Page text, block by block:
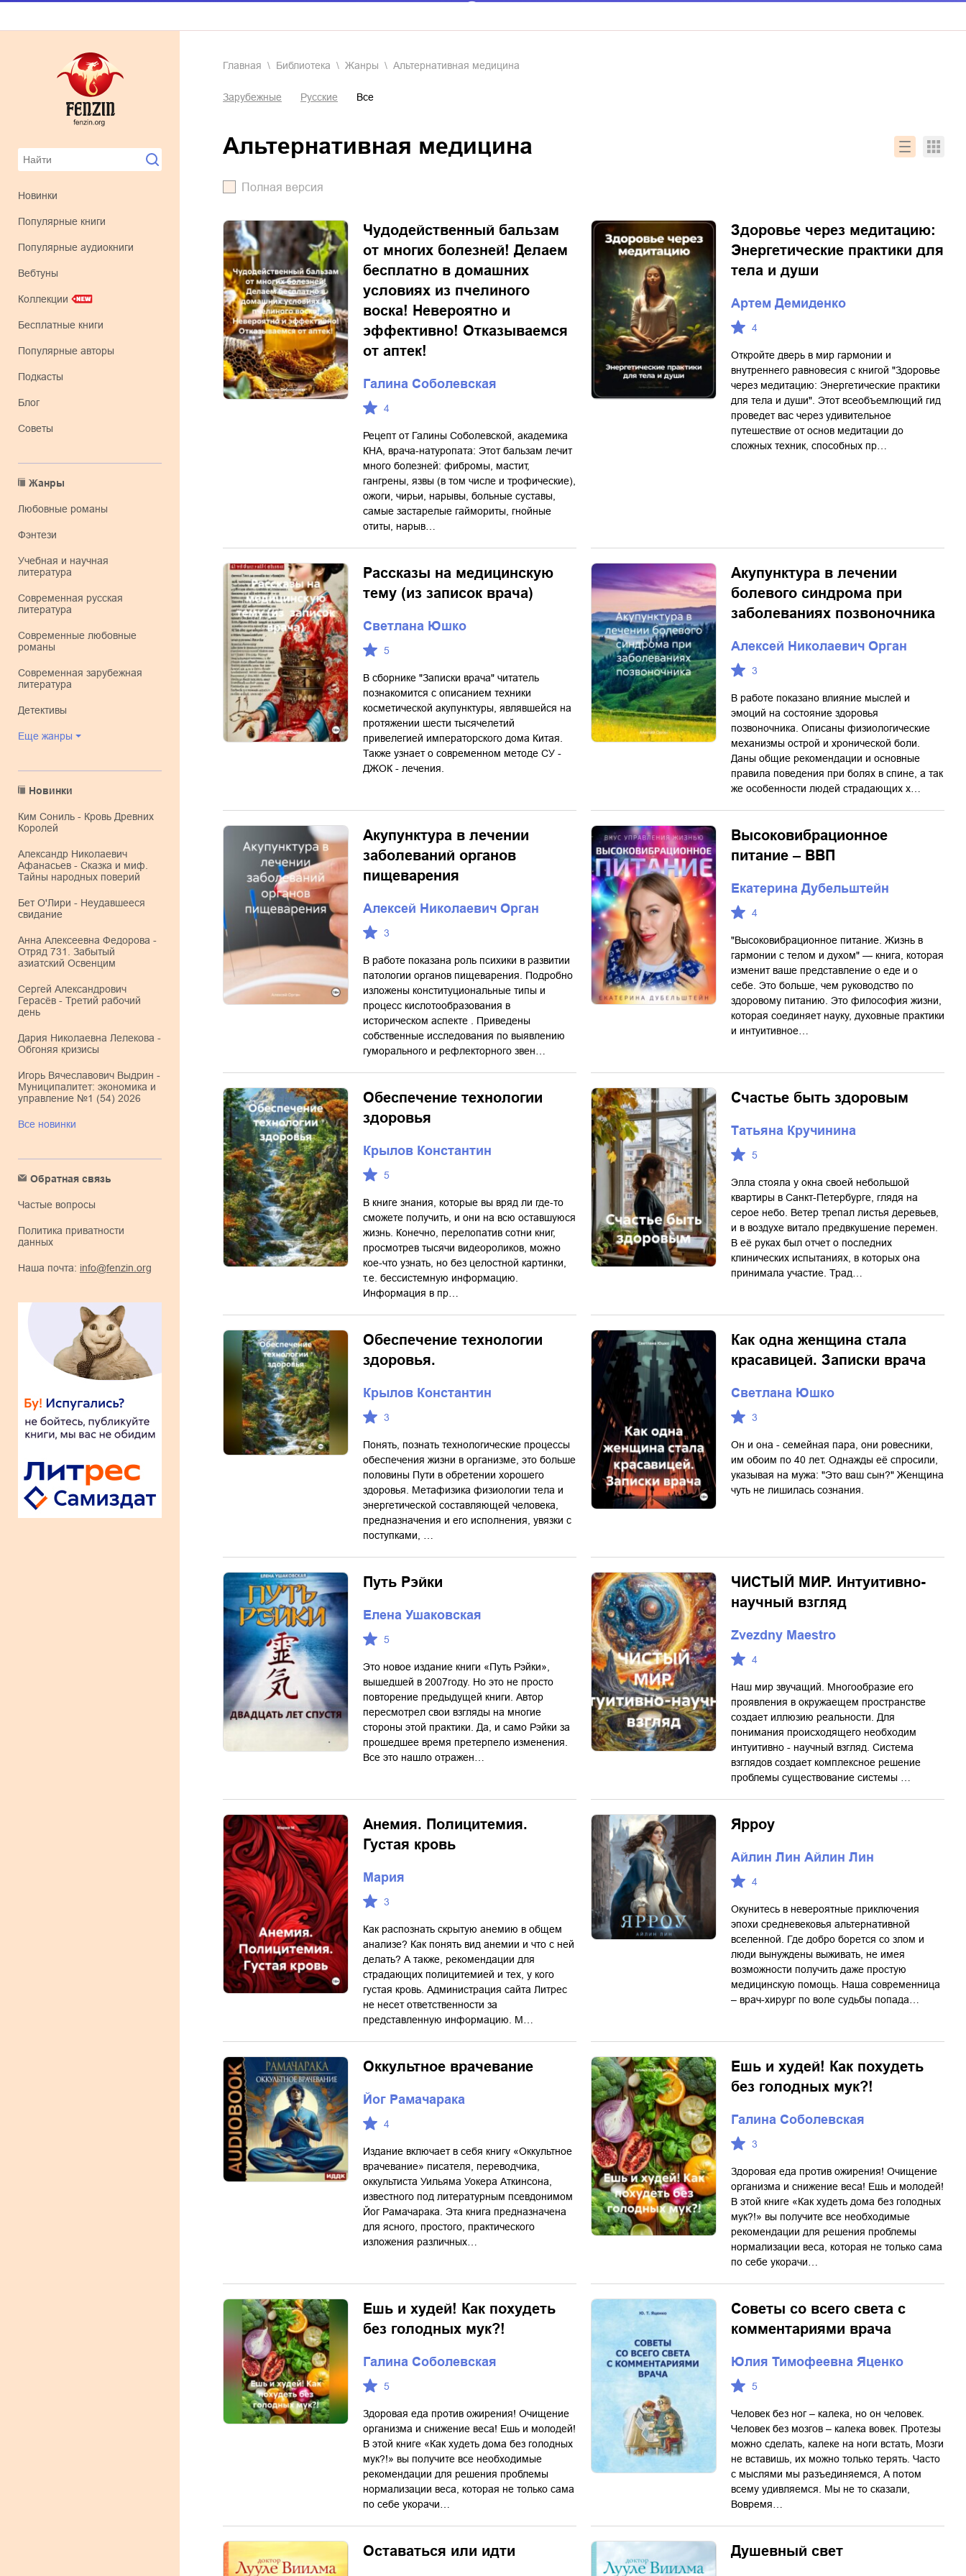
Новинки
Популярные книги
Популярные аудиокниги
Вебтуны
Коллекции
Бесплатные книги
Популярные авторы
Подкасты
Блог
Советы
Жанры
любовные романы
фэнтези
учебная и научная
литература
современная русская
литература
современные любовные
романы
современная зарубежная
литература
детективы
Еще жанры
Новинки
Ким Сониль - Кровь Древних
Королей
Александр Николаевич
Афанасьев - Сказка и миф.
Тайны народных поверий
Бет О'Лири - Неудавшееся
свидание
Анна Алексеевна Федорова -
Отряд 731. Забытый
азиатский Освенцим
Сергей Александрович
Герасёв - Третий рабочий
день
Дария Николаевна Лелекова -
Обгоняя кризисы
Игорь Вячеславович Выдрин -
Муниципалитет: экономика и
управление №1 (54) 2026
Все новинки
Обратная связь
Частые вопросы
Политика приватности
данных
Наша почта: info@fenzin.org
Главная Библиотека Жанры альтернативная медицина
Зарубежные Русские Все
альтернативная медицина
Полная версия
Чудодейственный бальзам
от многих болезней! Делаем
бесплатно в домашних
условиях из пчелиного
воска! Невероятно и
эффективно! Отказываемся
от аптек!
Галина Соболевская
4
Рецепт от Галины Соболевской, академика
КНА, врача-натуропата: Этот бальзам лечит
много болезней: фибромы, мастит,
гангрены, язвы (в том числе и трофические),
ожоги, чирьи, нарывы, больные суставы,
самые застарелые гаймориты, гнойные
отиты, нарыв…
Здоровье через медитацию:
Энергетические практики для
тела и души
Артем Демиденко
4
Откройте дверь в мир гармонии и
внутреннего равновесия с книгой "Здоровье
через медитацию: Энергетические практики
для тела и души". Этот всеобъемлющий гид
проведет вас через удивительное
путешествие от основ медитации до
сложных техник, способных пр…
Рассказы на медицинскую
тему (из записок врача)
Светлана Юшко
5
В сборнике "Записки врача" читатель
познакомится с описанием техники
косметической акупунктуры, являвшейся на
протяжении шести тысячелетий
привелегией императорского дома Китая.
Также узнает о современном методе СУ -
ДЖОК - лечения.
Акупунктура в лечении
болевого синдрома при
заболеваниях позвоночника
Алексей Николаевич Орган
3
В работе показано влияние мыслей и
эмоций на состояние здоровья
позвоночника. Описаны физиологические
механизмы острой и хронической боли.
Даны общие рекомендации и основные
правила поведения при болях в спине, а так
же особенности людей страдающих х…
Акупунктура в лечении
заболеваний органов
пищеварения
Алексей Николаевич Орган
3
В работе показана роль психики в развитии
патологии органов пищеварения. Подробно
изложены конституциональные типы и
процесс кислотообразования в
историческом аспекте . Приведены
собственные исследования по выявлению
гуморального и рефлекторного звен…
Высоковибрационное
питание – ВВП
Екатерина Дубельштейн
4
"Высоковибрационное питание. Жизнь в
гармонии с телом и духом" — книга, которая
изменит ваше представление о еде и о
себе. Это больше, чем руководство по
здоровому питанию. Это философия жизни,
которая соединяет науку, духовные практики
и интуитивное…
Обеспечение технологии
здоровья
Крылов Константин
5
В книге знания, которые вы вряд ли где-то
сможете получить, и они на всю оставшуюся
жизнь. Конечно, перелопатив сотни книг,
просмотрев тысячи видеороликов, можно
кое-что узнать, но без целостной картинки,
т.е. бессистемную информацию.
Информация в пр…
Счастье быть здоровым
Татьяна Кручинина
5
Элла стояла у окна своей небольшой
квартиры в Санкт-Петербурге, глядя на
серое небо. Ветер трепал листья деревьев,
и в воздухе витало предвкушение перемен.
В её руках был отчет о последних
клинических испытаниях, в которых она
принимала участие. Трад…
Обеспечение технологии
здоровья.
Крылов Константин
3
Понять, познать технологические процессы
обеспечения жизни в организме, это больше
половины Пути в обретении хорошего
здоровья. Метафизика физиологии тела и
энергетической составляющей человека,
предназначения и его исполнения, увязки с
поступками, …
Как одна женщина стала
красавицей. Записки врача
Светлана Юшко
3
Он и она - семейная пара, они ровесники,
им обоим по 40 лет. Однажды её спросили,
указывая на мужа: "Это ваш сын?" Женщина
чуть не лишилась сознания.
Путь Рэйки
Елена Ушаковская
5
Это новое издание книги «Путь Рэйки»,
вышедшей в 2007году. Но это не просто
повторение предыдущей книги. Автор
пересмотрел свои взгляды на многие
стороны этой практики. Да, и само Рэйки за
прошедшее время претерпело изменения.
Все это нашло отражен…
ЧИСТЫЙ МИР. Интуитивно-
научный взгляд
Zvezdny Maestro
4
Наш мир звучащий. Многообразие его
проявления в окружаещем пространстве
создает иллюзию реальности. Для
понимания происходящего необходим
интуитивно - научный взгляд. Система
взглядов создает комплексное решение
проблемы существование системы …
Анемия. Полицитемия.
Густая кровь
Мария
3
Как распознать скрытую анемию в общем
анализе? Как понять вид анемии и что с ней
делать? А также, рекомендации для
страдающих полицитемией и тех, у кого
густая кровь. Администрация сайта Литрес
не несет ответственности за
представленную информацию. М…
Ярроу
Айлин Лин Айлин Лин
4
Окунитесь в невероятные приключения
эпохи средневековья альтернативной
вселенной. Где добро борется со злом и
люди вынуждены выживать, не имея
возможности получить даже простую
медицинскую помощь. Наша современница
– врач-хирург по воле судьбы попада…
Оккультное врачевание
Йог Рамачарака
4
Издание включает в себя книгу «Оккультное
врачевание» писателя, переводчика,
оккультиста Уильяма Уокера Аткинсона,
известного под литературным псевдонимом
Йог Рамачарака. Эта книга предназначена
для ясного, простого, практического
изложения различных…
Ешь и худей! Как похудеть
без голодных мук?!
Галина Соболевская
3
Здоровая еда против ожирения! Очищение
организма и снижение веса! Ешь и молодей!
В этой книге «Как худеть дома без голодных
мук?!» вы получите все необходимые
рекомендации для решения проблемы
нормализации веса, которая не только сама
по себе укорачи…
Ешь и худей! Как похудеть
без голодных мук?!
Галина Соболевская
5
Здоровая еда против ожирения! Очищение
организма и снижение веса! Ешь и молодей!
В этой книге «Как худеть дома без голодных
мук?!» вы получите все необходимые
рекомендации для решения проблемы
нормализации веса, которая не только сама
по себе укорачи…
Советы со всего света с
комментариями врача
Юлия Тимофеевна Яценко
5
Человек без ног – калека, но он человек.
Человек без мозгов – калека вовек. Протезы
можно сделать, калеке на ноги встать, Мозги
не вставишь, их можно только терять. Часто
с мыслями мы разъединяемся, А потом
всему удивляемся. Мы не то сказали,
Вовремя…
Оставаться или идти Душевный свет